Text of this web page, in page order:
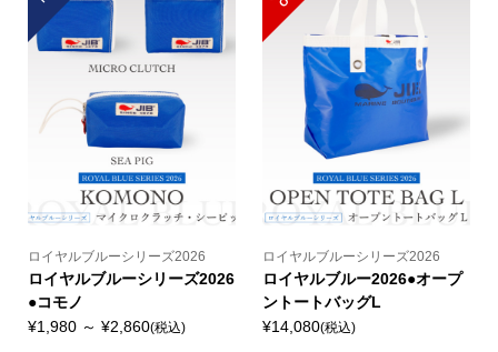
ロイヤルブルーシリーズ2026
ロイヤルブルーシリーズ2026
●コモノ
¥1,980 ～ ¥2,860(税込)
ロイヤルブルーシリーズ2026
ロイヤルブルー2026●オープ
ントートバッグL
¥14,080(税込)